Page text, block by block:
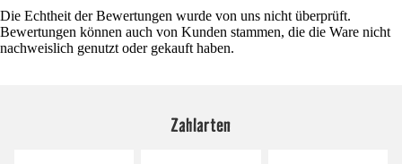
Die Echtheit der Bewertungen wurde von uns nicht überprüft.
Bewertungen können auch von Kunden stammen, die die Ware nicht
nachweislich genutzt oder gekauft haben.
Zahlarten